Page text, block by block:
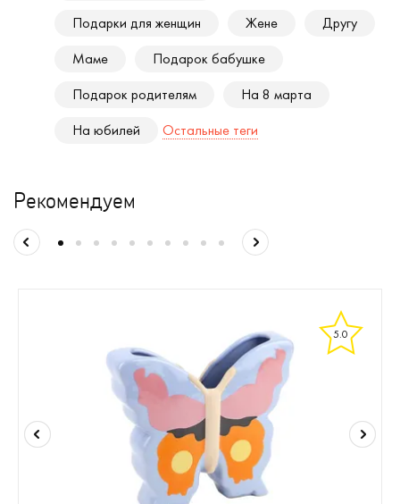
Подарки для женщин
Жене
Другу
Маме
Подарок бабушке
Подарок родителям
На 8 марта
На юбилей
Остальные теги
Рекомендуем
5.0